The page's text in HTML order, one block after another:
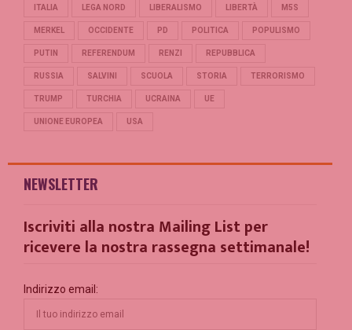
ITALIA LEGA NORD LIBERALISMO LIBERTÀ M5S
MERKEL OCCIDENTE PD POLITICA POPULISMO
PUTIN REFERENDUM RENZI REPUBBLICA
RUSSIA SALVINI SCUOLA STORIA TERRORISMO
TRUMP TURCHIA UCRAINA UE
UNIONE EUROPEA USA
NEWSLETTER
Iscriviti alla nostra Mailing List per
ricevere la nostra rassegna settimanale!
Indirizzo email: